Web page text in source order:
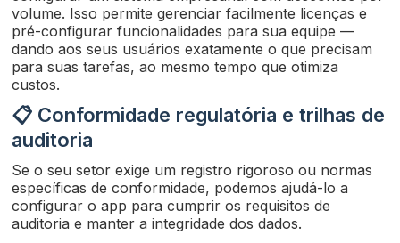
volume. Isso permite gerenciar facilmente licenças e
pré-configurar funcionalidades para sua equipe —
dando aos seus usuários exatamente o que precisam
para suas tarefas, ao mesmo tempo que otimiza
custos.
📋 Conformidade regulatória e trilhas de
auditoria
Se o seu setor exige um registro rigoroso ou normas
específicas de conformidade, podemos ajudá-lo a
configurar o app para cumprir os requisitos de
auditoria e manter a integridade dos dados.